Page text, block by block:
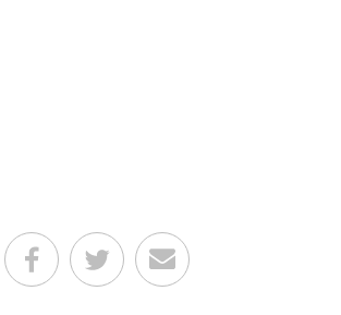
Teilen auf Facebook
Teilen auf Twitter
Per E-Mail senden